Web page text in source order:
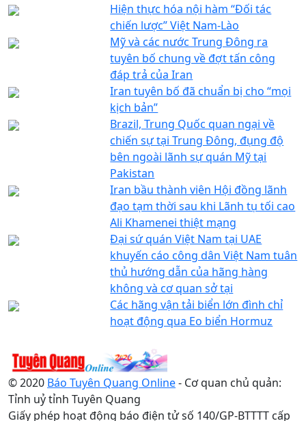
Hiện thực hóa nội hàm “Đối tác
chiến lược” Việt Nam-Lào
Mỹ và các nước Trung Đông ra
tuyên bố chung về đợt tấn công
đáp trả của Iran
Iran tuyên bố đã chuẩn bị cho “mọi
kịch bản”
Brazil, Trung Quốc quan ngại về
chiến sự tại Trung Đông, đụng độ
bên ngoài lãnh sự quán Mỹ tại
Pakistan
Iran bầu thành viên Hội đồng lãnh
đạo tạm thời sau khi Lãnh tụ tối cao
Ali Khamenei thiệt mạng
Đại sứ quán Việt Nam tại UAE
khuyến cáo công dân Việt Nam tuân
thủ hướng dẫn của hãng hàng
không và cơ quan sở tại
Các hãng vận tải biển lớn đình chỉ
hoạt động qua Eo biển Hormuz
© 2020 Báo Tuyên Quang Online- Cơ quan chủ quản:
Tỉnh uỷ tỉnh Tuyên Quang
Giấy phép hoạt động báo điện tử số 140/GP-BTTTT cấp